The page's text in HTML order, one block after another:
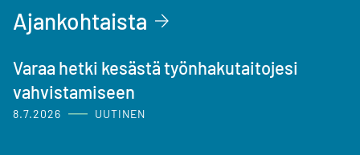
Ajankohtaista
Varaa hetki kesästä työnhakutaitojesi
vahvistamiseen
8.7.2026 UUTINEN